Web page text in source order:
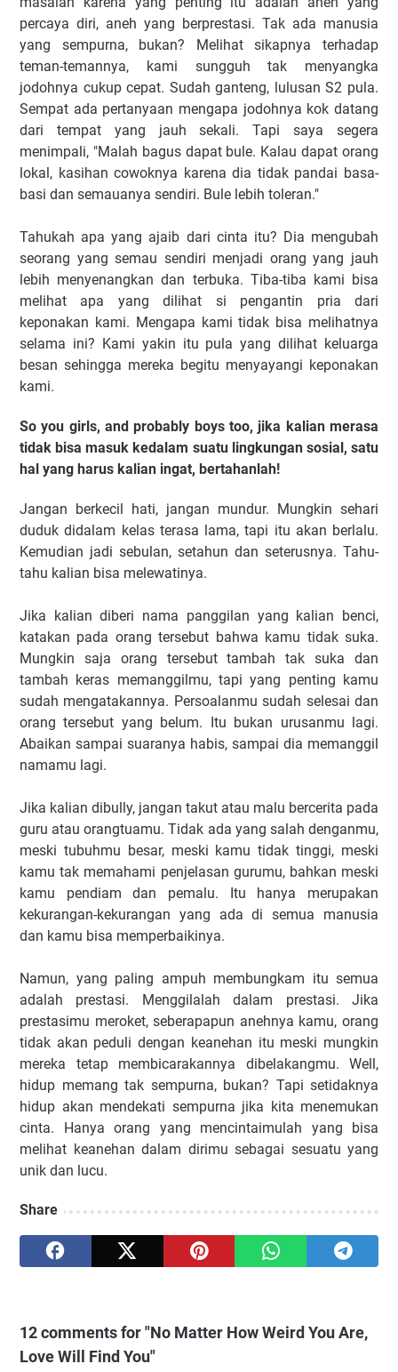
percaya diri, aneh yang berprestasi. Tak ada manusia
yang sempurna, bukan? Melihat sikapnya terhadap
teman-temannya, kami sungguh tak menyangka
jodohnya cukup cepat. Sudah ganteng, lulusan S2 pula.
Sempat ada pertanyaan mengapa jodohnya kok datang
dari tempat yang jauh sekali. Tapi saya segera
menimpali, "Malah bagus dapat bule. Kalau dapat orang
lokal, kasihan cowoknya karena dia tidak pandai basa-
basi dan semauanya sendiri. Bule lebih toleran."
Tahukah apa yang ajaib dari cinta itu? Dia mengubah
seorang yang semau sendiri menjadi orang yang jauh
lebih menyenangkan dan terbuka. Tiba-tiba kami bisa
melihat apa yang dilihat si pengantin pria dari
keponakan kami. Mengapa kami tidak bisa melihatnya
selama ini? Kami yakin itu pula yang dilihat keluarga
besan sehingga mereka begitu menyayangi keponakan
kami.
So you girls, and probably boys too, jika kalian merasa
tidak bisa masuk kedalam suatu lingkungan sosial, satu
hal yang harus kalian ingat, bertahanlah!
Jangan berkecil hati, jangan mundur. Mungkin sehari
duduk didalam kelas terasa lama, tapi itu akan berlalu.
Kemudian jadi sebulan, setahun dan seterusnya. Tahu-
tahu kalian bisa melewatinya.
Jika kalian diberi nama panggilan yang kalian benci,
katakan pada orang tersebut bahwa kamu tidak suka.
Mungkin saja orang tersebut tambah tak suka dan
tambah keras memanggilmu, tapi yang penting kamu
sudah mengatakannya. Persoalanmu sudah selesai dan
orang tersebut yang belum. Itu bukan urusanmu lagi.
Abaikan sampai suaranya habis, sampai dia memanggil
namamu lagi.
Jika kalian dibully, jangan takut atau malu bercerita pada
guru atau orangtuamu. Tidak ada yang salah denganmu,
meski tubuhmu besar, meski kamu tidak tinggi, meski
kamu tak memahami penjelasan gurumu, bahkan meski
kamu pendiam dan pemalu. Itu hanya merupakan
kekurangan-kekurangan yang ada di semua manusia
dan kamu bisa memperbaikinya.
Namun, yang paling ampuh membungkam itu semua
adalah prestasi. Menggilalah dalam prestasi. Jika
prestasimu meroket, seberapapun anehnya kamu, orang
tidak akan peduli dengan keanehan itu meski mungkin
mereka tetap membicarakannya dibelakangmu. Well,
hidup memang tak sempurna, bukan? Tapi setidaknya
hidup akan mendekati sempurna jika kita menemukan
cinta. Hanya orang yang mencintaimulah yang bisa
melihat keanehan dalam dirimu sebagai sesuatu yang
unik dan lucu.
Share
12 comments for "No Matter How Weird You Are,
Love Will Find You"